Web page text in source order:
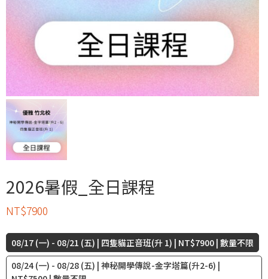
2026暑假_全日課程
NT$7900
08/17 (一) - 08/21 (五) | 四隻貓正音班(升 1) | NT$7900 | 數量不限
08/24 (一) - 08/28 (五) | 神秘開學傳說-金字塔篇(升2-6) |